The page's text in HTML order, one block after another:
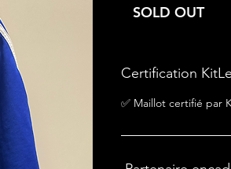
SOLD OUT
Certification
✅ Maillot certifié par